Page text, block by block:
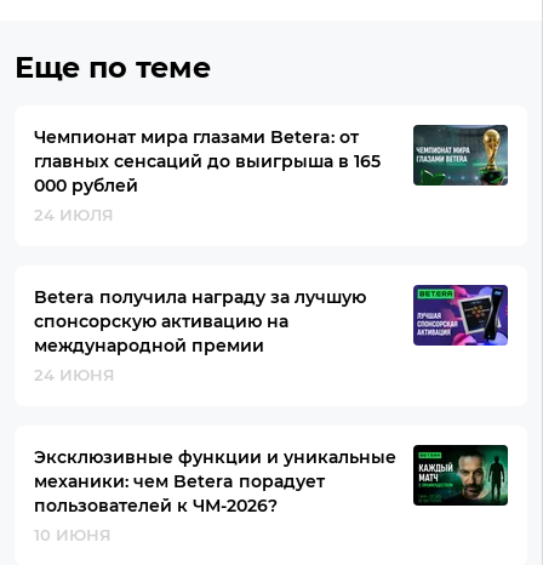
Еще по теме
Чемпионат мира глазами Betera: от
главных сенсаций до выигрыша в 165
000 рублей
24 ИЮЛЯ
Betera получила награду за лучшую
спонсорскую активацию на
международной премии
24 ИЮНЯ
Эксклюзивные функции и уникальные
механики: чем Betera порадует
пользователей к ЧМ-2026?
10 ИЮНЯ